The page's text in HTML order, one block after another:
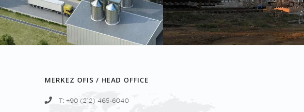
MERKEZ OFIS / HEAD OFFICE
T: +90 (212) 465-6040